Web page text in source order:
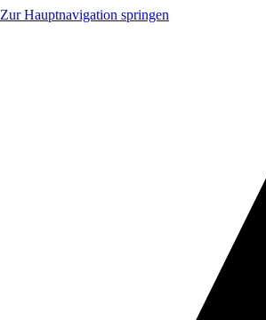
Zur Hauptnavigation springen